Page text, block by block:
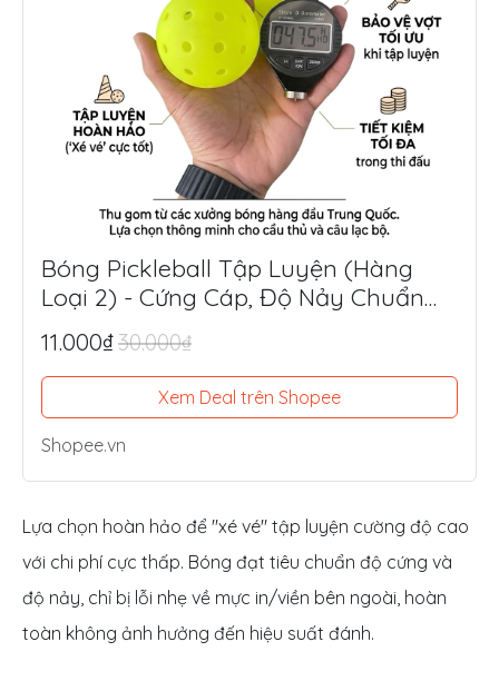
Bóng Pickleball Tập Luyện (Hàng
Loại 2) - Cứng Cáp, Độ Nảy Chuẩn
Thi Đấu, Siêu Tiết Kiệm
11.000₫30.000₫
Xem Deal trên Shopee
Shopee.vn
Lựa chọn hoàn hảo để "xé vé" tập luyện cường độ cao
với chi phí cực thấp. Bóng đạt tiêu chuẩn độ cứng và
độ nảy, chỉ bị lỗi nhẹ về mực in/viền bên ngoài, hoàn
toàn không ảnh hưởng đến hiệu suất đánh.